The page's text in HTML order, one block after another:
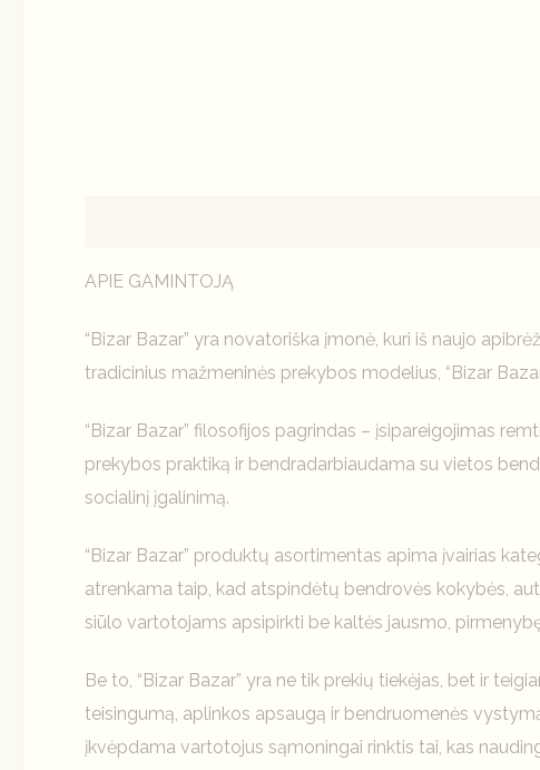
APIE GAMINTOJĄ
“Bizar Bazar” yra novatoriška įmonė, kuri iš naujo
tradicinius mažmeninės prekybos modelius, “Bizar
“Bizar Bazar” filosofijos pagrindas – įsipareigojimas
prekybos praktiką ir bendradarbiaudama su vietos
socialinį įgalinimą.
“Bizar Bazar” produktų asortimentas apima įvairias
atrenkama taip, kad atspindėtų bendrovės kokybės,
siūlo vartotojams apsipirkti be kaltės jausmo,
Be to, “Bizar Bazar” yra ne tik prekių tiekėjas, bet ir
teisingumą, aplinkos apsaugą ir bendruomenės
įkvėpdama vartotojus sąmoningai rinktis tai, kas